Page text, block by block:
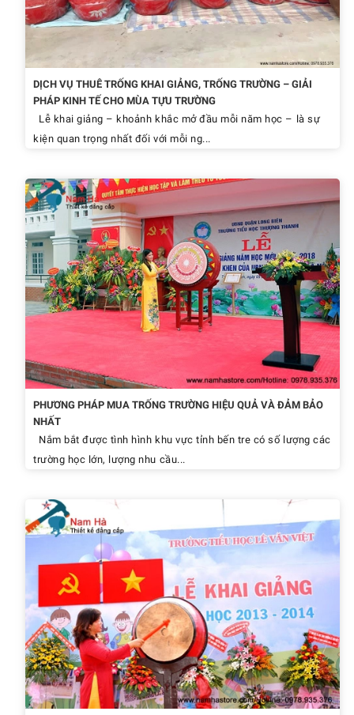
DỊCH VỤ THUÊ TRỐNG KHAI GIẢNG, TRỐNG TRƯỜNG – GIẢI
PHÁP KINH TẾ CHO MÙA TỰU TRƯỜNG
Lễ khai giảng – khoảnh khắc mở đầu mỗi năm học – là sự
kiện quan trọng nhất đối với mỗi ng...
PHƯƠNG PHÁP MUA TRỐNG TRƯỜNG HIỆU QUẢ VÀ ĐẢM BẢO
NHẤT
Nắm bắt được tình hình khu vực tỉnh bến tre có số lượng các
trường học lớn, lượng nhu cầu...